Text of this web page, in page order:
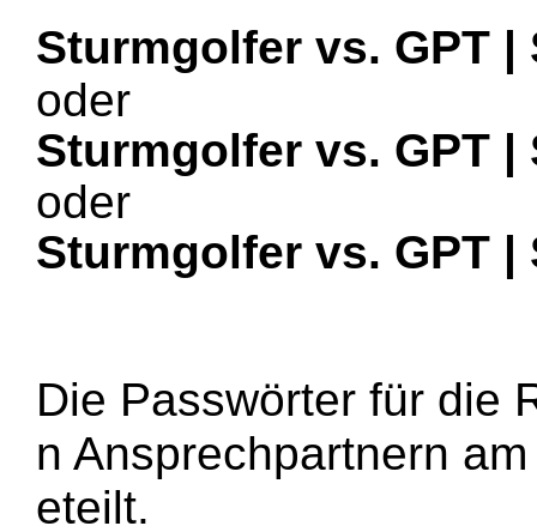
Sturmgolfer vs. GPT |
oder
Sturmgolfer vs. GPT |
oder
Sturmgolfer vs. GPT |
Die Passwörter für die
n Ansprechpartnern
eteilt.